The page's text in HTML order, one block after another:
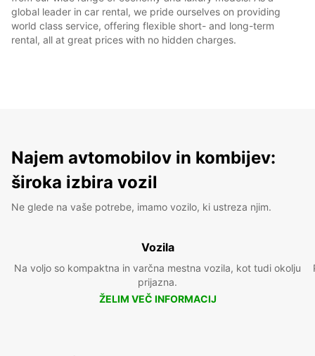
global leader in car rental, we pride ourselves on providing
world class service, offering flexible short- and long-term
rental, all at great prices with no hidden charges.
Najem avtomobilov in kombijev:
široka izbira vozil
Ne glede na vaše potrebe, imamo vozilo, ki ustreza njim.
Vozila
Na voljo so kompaktna in varčna mestna vozila, kot tudi okolju
prijazna.
ŽELIM VEČ INFORMACIJ